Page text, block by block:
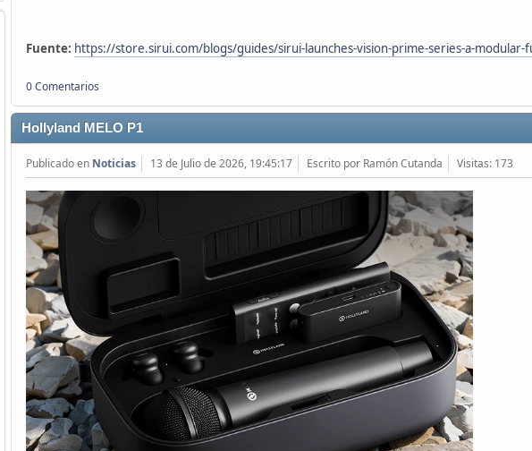
Fuente: https://store.sirui.com/blogs/guides/sirui-launches-vision-prime-series-a-
0 Comentarios
Hollyland MELO P1
Publicado en Noticias 13 de Julio de 2026, 19:45:17 Escrito por Ramón Cutanda Visitas: 173